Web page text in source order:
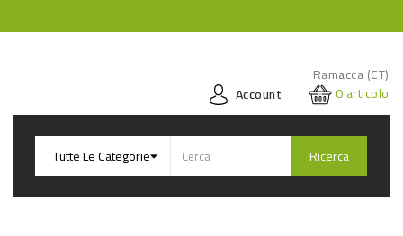
Ramacca (CT)
Account
0articolo
Ricerca